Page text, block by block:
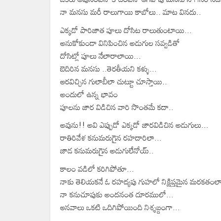
నా మనసు మరీ రాలుగాయి కాబోలు.. మాట వినదు..
ఎక్కడో పారిజాత పూలు దోసిట రాలుతుంటాయి...
అనుకోకుండా వినిపించిన అడుగుల సవ్వడితో
దోసిట్లో పూలు నేలారాలాయి...
బెదిరిన మనసు ..తెరతీయని కళ్ళు...
ఆరవిచ్చిన గులాబీలా చుట్టూ చూస్తాయి..
అందులో ఉన్న భావం
పూలను జార విడిచిన వారి సొంతమే కదా..
అవును!! అవి ఎప్పుడో ఎక్కడో జారవిడిచిన అడుగులు...
రాతిరివేళ కనుమరుగైన రహదారిలా...
జాడ కనుమరుగైన అడుగులేనోయ్..
కాలం వడిలో కరిగిపోతూ...
నాకు తెలియకనే ఓ రహద్యపు గుహలో నిక్షిప్తమైన
నా కనుచూపుకు అందనంత దూరములో...
ఆనవాలు ఒకటి ఒదిగిపోయింది నిశ్శబ్దంగా...